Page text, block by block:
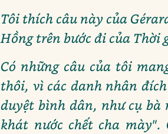
Tôi thích câu này của
Hồng trên bước đi của Thời
Có những câu của tôi
thôi, vì các danh nhân
duyệt bình dân, như cụ bà
khát nước chết cha